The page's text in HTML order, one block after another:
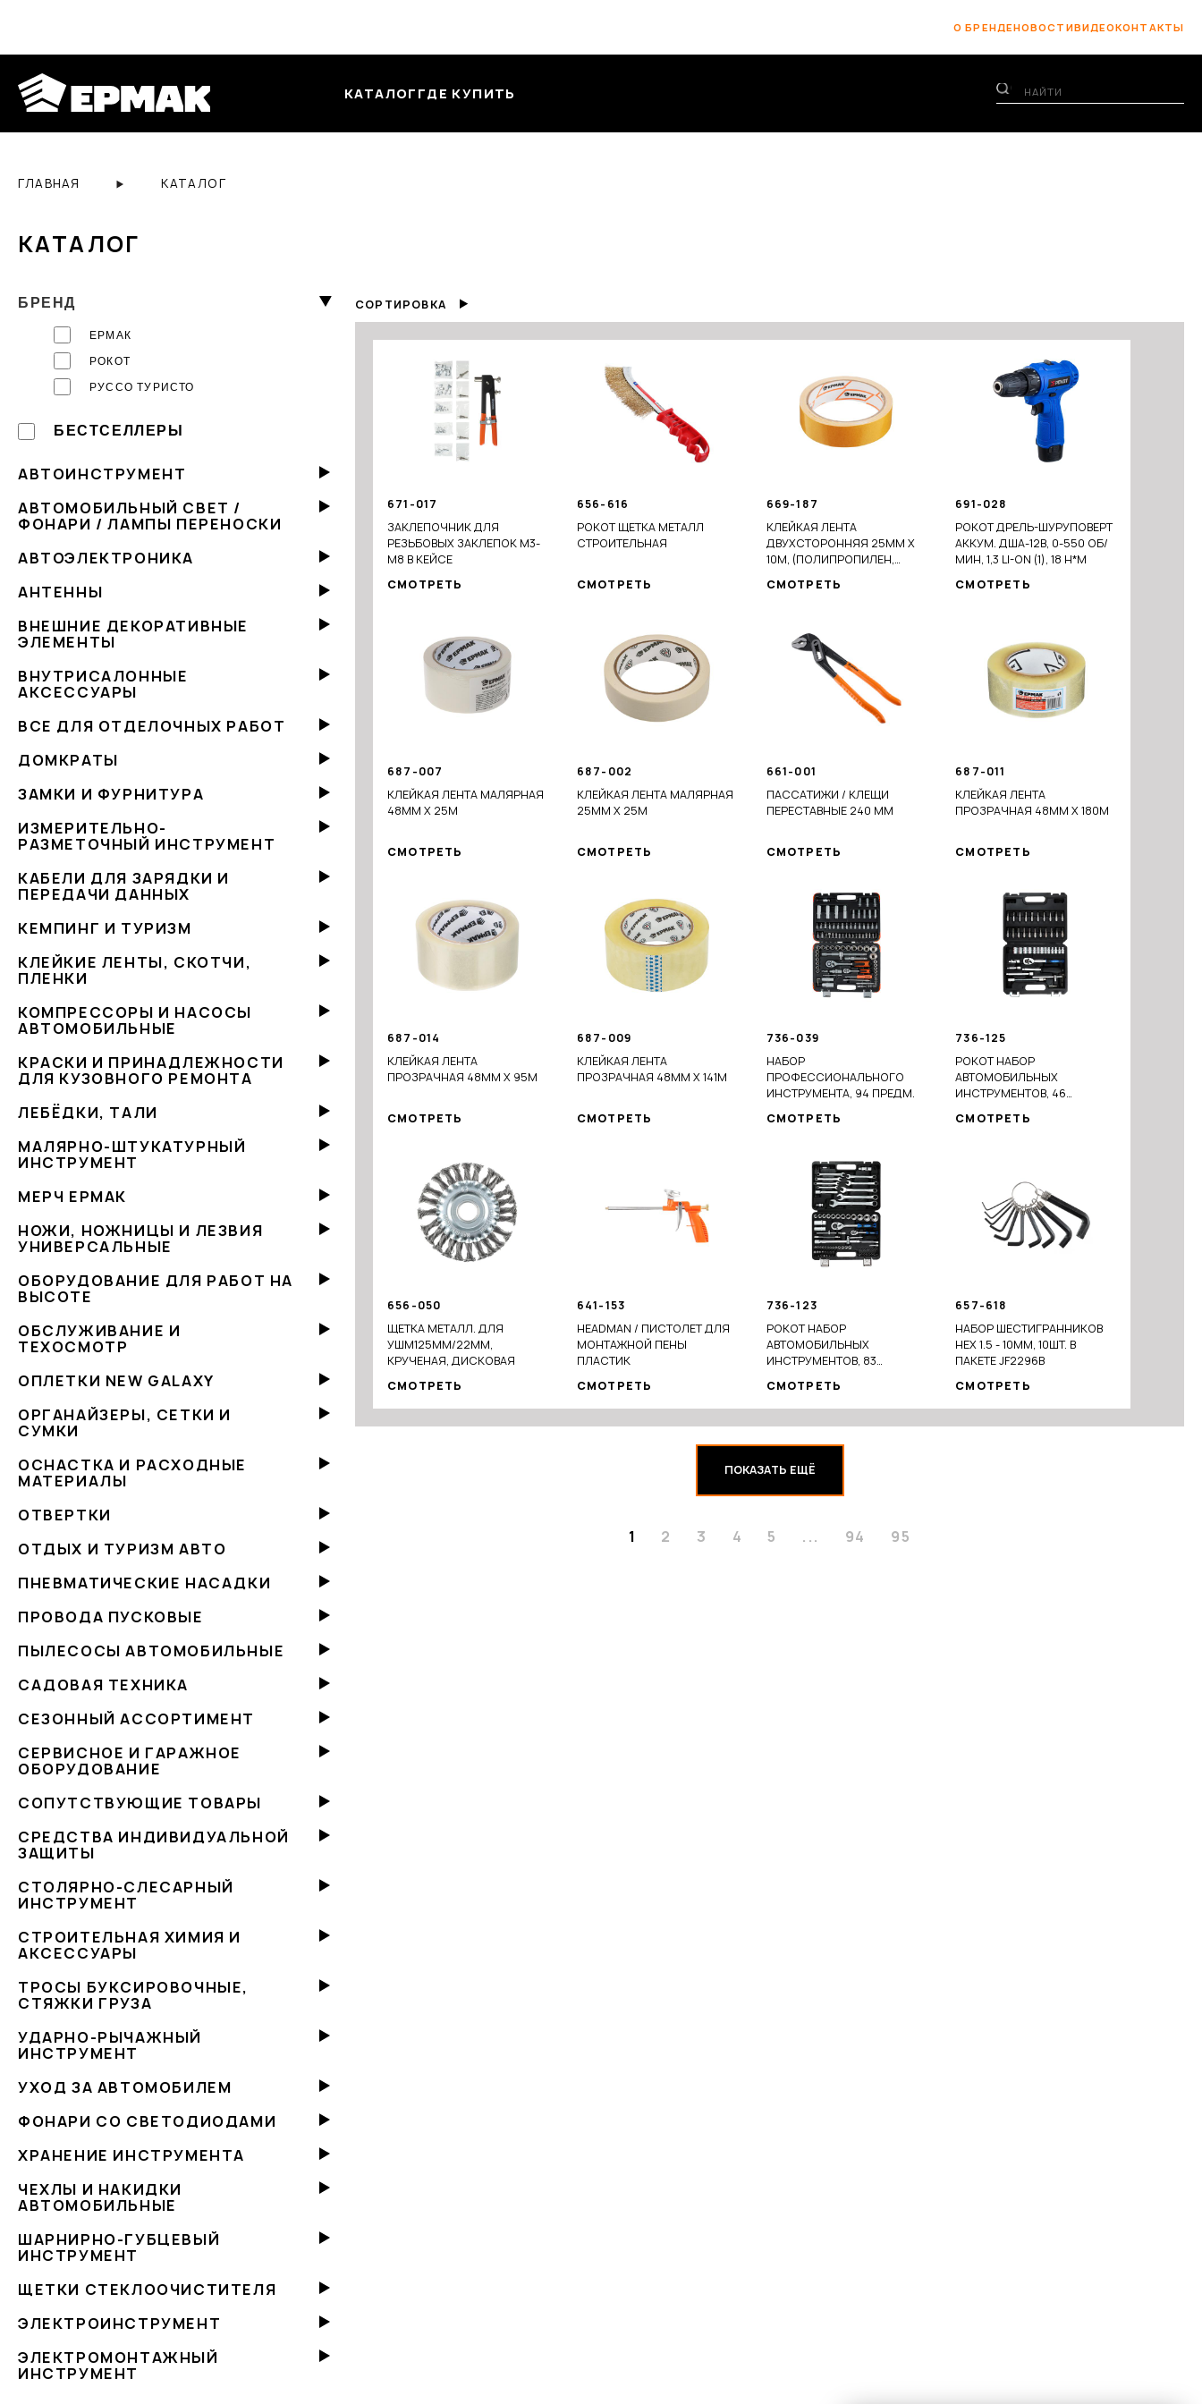
О БРЕНДЕНОВОСТИВИДЕОКОНТАКТЫ
КАТАЛОГ ГДЕ КУПИТЬ
ГЛАВНАЯ КАТАЛОГ
КАТАЛОГ
БРЕНД
ЕРМАК
РОКОТ
РУССО ТУРИСТО
БЕСТСЕЛЛЕРЫ
АВТОИНСТРУМЕНТ
АВТОМОБИЛЬНЫЙ СВЕТ /
ФОНАРИ / ЛАМПЫ ПЕРЕНОСКИ
АВТОЭЛЕКТРОНИКА
АНТЕННЫ
ВНЕШНИЕ ДЕКОРАТИВНЫЕ
ЭЛЕМЕНТЫ
ВНУТРИСАЛОННЫЕ
АКСЕССУАРЫ
ВСЕ ДЛЯ ОТДЕЛОЧНЫХ РАБОТ
ДОМКРАТЫ
ЗАМКИ И ФУРНИТУРА
ИЗМЕРИТЕЛЬНО-
РАЗМЕТОЧНЫЙ ИНСТРУМЕНТ
КАБЕЛИ ДЛЯ ЗАРЯДКИ И
ПЕРЕДАЧИ ДАННЫХ
КЕМПИНГ И ТУРИЗМ
КЛЕЙКИЕ ЛЕНТЫ, СКОТЧИ,
ПЛЕНКИ
КОМПРЕССОРЫ И НАСОСЫ
АВТОМОБИЛЬНЫЕ
КРАСКИ И ПРИНАДЛЕЖНОСТИ
ДЛЯ КУЗОВНОГО РЕМОНТА
ЛЕБЁДКИ, ТАЛИ
МАЛЯРНО-ШТУКАТУРНЫЙ
ИНСТРУМЕНТ
МЕРЧ ЕРМАК
НОЖИ, НОЖНИЦЫ И ЛЕЗВИЯ
УНИВЕРСАЛЬНЫЕ
ОБОРУДОВАНИЕ ДЛЯ РАБОТ НА
ВЫСОТЕ
ОБСЛУЖИВАНИЕ И
ТЕХОСМОТР
ОПЛЕТКИ NEW GALAXY
ОРГАНАЙЗЕРЫ, СЕТКИ И
СУМКИ
ОСНАСТКА И РАСХОДНЫЕ
МАТЕРИАЛЫ
ОТВЕРТКИ
ОТДЫХ И ТУРИЗМ АВТО
ПНЕВМАТИЧЕСКИЕ НАСАДКИ
ПРОВОДА ПУСКОВЫЕ
ПЫЛЕСОСЫ АВТОМОБИЛЬНЫЕ
САДОВАЯ ТЕХНИКА
СЕЗОННЫЙ АССОРТИМЕНТ
СЕРВИСНОЕ И ГАРАЖНОЕ
ОБОРУДОВАНИЕ
СОПУТСТВУЮЩИЕ ТОВАРЫ
СРЕДСТВА ИНДИВИДУАЛЬНОЙ
ЗАЩИТЫ
СТОЛЯРНО-СЛЕСАРНЫЙ
ИНСТРУМЕНТ
СТРОИТЕЛЬНАЯ ХИМИЯ И
АКСЕССУАРЫ
ТРОСЫ БУКСИРОВОЧНЫЕ,
СТЯЖКИ ГРУЗА
УДАРНО-РЫЧАЖНЫЙ
ИНСТРУМЕНТ
УХОД ЗА АВТОМОБИЛЕМ
ФОНАРИ СО СВЕТОДИОДАМИ
ХРАНЕНИЕ ИНСТРУМЕНТА
ЧЕХЛЫ И НАКИДКИ
АВТОМОБИЛЬНЫЕ
ШАРНИРНО-ГУБЦЕВЫЙ
ИНСТРУМЕНТ
ЩЕТКИ СТЕКЛООЧИСТИТЕЛЯ
ЭЛЕКТРОИНСТРУМЕНТ
ЭЛЕКТРОМОНТАЖНЫЙ
ИНСТРУМЕНТ
СОРТИРОВКА
671-017
ЗАКЛЕПОЧНИК ДЛЯ
РЕЗЬБОВЫХ ЗАКЛЕПОК М3-
М8 В КЕЙСЕ
СМОТРЕТЬ
656-616
РОКОТ ЩЕТКА МЕТАЛЛ
СТРОИТЕЛЬНАЯ
СМОТРЕТЬ
669-187
КЛЕЙКАЯ ЛЕНТА
ДВУХСТОРОННЯЯ 25ММ Х
10М, (ПОЛИПРОПИЛЕН,
СМОТРЕТЬ
691-028
РОКОТ ДРЕЛЬ-ШУРУПОВЕРТ
АККУМ. ДША-12В, 0-550 ОБ/
МИН, 1,3 LI-ON (1), 18 Н*М
СМОТРЕТЬ
687-007
КЛЕЙКАЯ ЛЕНТА МАЛЯРНАЯ
48ММ Х 25М
СМОТРЕТЬ
687-002
КЛЕЙКАЯ ЛЕНТА МАЛЯРНАЯ
25ММ Х 25М
СМОТРЕТЬ
661-001
ПАССАТИЖИ / КЛЕЩИ
ПЕРЕСТАВНЫЕ 240 ММ
СМОТРЕТЬ
687-011
КЛЕЙКАЯ ЛЕНТА
ПРОЗРАЧНАЯ 48ММ X 180М
СМОТРЕТЬ
687-014
КЛЕЙКАЯ ЛЕНТА
ПРОЗРАЧНАЯ 48ММ X 95М
СМОТРЕТЬ
687-009
КЛЕЙКАЯ ЛЕНТА
ПРОЗРАЧНАЯ 48ММ X 141М
СМОТРЕТЬ
736-039
НАБОР
ПРОФЕССИОНАЛЬНОГО
ИНСТРУМЕНТА, 94 ПРЕДМ.
СМОТРЕТЬ
736-125
РОКОТ НАБОР
АВТОМОБИЛЬНЫХ
ИНСТРУМЕНТОВ, 46
СМОТРЕТЬ
656-050
ЩЕТКА МЕТАЛЛ. ДЛЯ
УШМ125ММ/22ММ,
КРУЧЕНАЯ, ДИСКОВАЯ
СМОТРЕТЬ
641-153
HEADMAN / ПИСТОЛЕТ ДЛЯ
МОНТАЖНОЙ ПЕНЫ
ПЛАСТИК
СМОТРЕТЬ
736-123
РОКОТ НАБОР
АВТОМОБИЛЬНЫХ
ИНСТРУМЕНТОВ, 83
СМОТРЕТЬ
657-618
НАБОР ШЕСТИГРАННИКОВ
HEX 1.5 - 10ММ, 10ШТ. В
ПАКЕТЕ JF2296B
СМОТРЕТЬ
ПОКАЗАТЬ ЕЩЁ
1 2 3 4 5 ... 94 95